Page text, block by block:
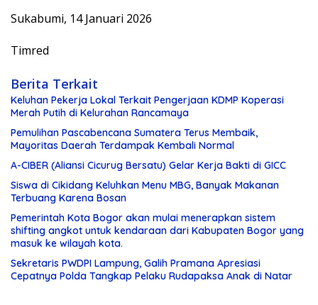
Sukabumi, 14 Januari 2026
Timred
Berita Terkait
Keluhan Pekerja Lokal Terkait Pengerjaan KDMP Koperasi
Merah Putih di Kelurahan Rancamaya
Pemulihan Pascabencana Sumatera Terus Membaik,
Mayoritas Daerah Terdampak Kembali Normal
A-CIBER (Aliansi Cicurug Bersatu) Gelar Kerja Bakti di GICC
Siswa di Cikidang Keluhkan Menu MBG, Banyak Makanan
Terbuang Karena Bosan
Pemerintah Kota Bogor akan mulai menerapkan sistem
shifting angkot untuk kendaraan dari Kabupaten Bogor yang
masuk ke wilayah kota.
Sekretaris PWDPI Lampung, Galih Pramana Apresiasi
Cepatnya Polda Tangkap Pelaku Rudapaksa Anak di Natar